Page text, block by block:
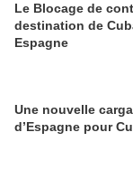
Le Blocage de
destination de
Espagne
Une nouvelle
d’Espagne pour